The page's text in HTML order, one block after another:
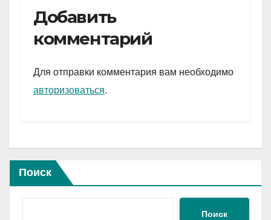
e
gr
a
m
er
s
A
p
и
Добавить
комментарий
Для отправки комментария вам необходимо
авторизоваться.
Поиск
Поиск